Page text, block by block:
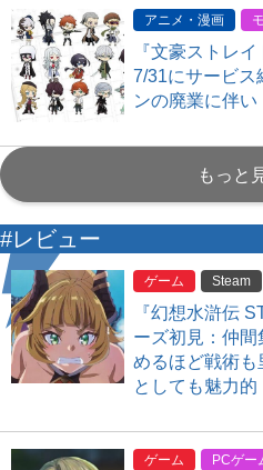
アニメ・漫画
『文豪ストレ
7/31にサービス
ンの廃業に伴い
もっと
#レビュー
ゲーム Steam
『幻想水滸伝
ーズ初見：仲
めるほど戦術も
としても魅力的
ゲーム PCゲー